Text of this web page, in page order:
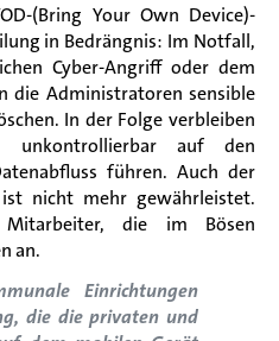
(Bring Your Own Device)-
in Bedrängnis: Im Notfall,
Cyber-Angriff oder dem
die Administratoren sensible
In der Folge verbleiben
unkontrollierbar auf den
führen. Auch der
ist nicht mehr gewährleistet.
Mitarbeiter, die im Bösen
an.
Einrichtungen
die die privaten und